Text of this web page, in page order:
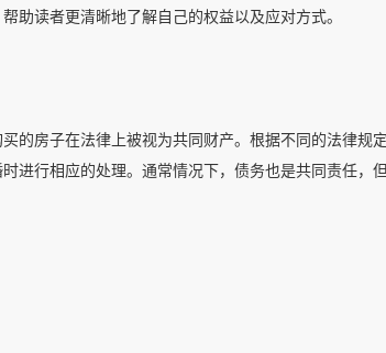
助读者更清晰地了解自己的权益以及应对方式。
的房子在法律上被视为共同财产。根据不同的法律规
进行相应的处理。通常情况下，债务也是共同责任，